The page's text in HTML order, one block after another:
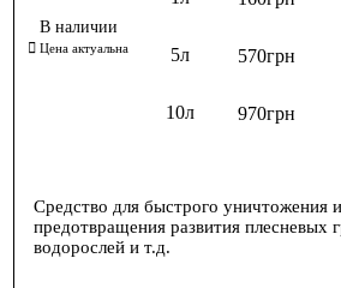
5л 570грн
10л 970грн
Средство для быстрого уничтожения
предотвращения развития плесневых
водорослей и т.д.